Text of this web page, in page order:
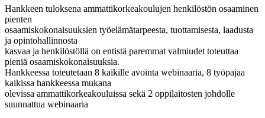
Hankkeen tuloksena ammattikorkeakoulujen henkilöstön osaaminen
pienten
osaamiskokonaisuuksien työelämätarpeesta, tuottamisesta, laadusta
ja opintohallinnosta
kasvaa ja henkilöstöllä on entistä paremmat valmiudet toteuttaa
pieniä osaamiskokonaisuuksia.
Hankkeessa toteutetaan 8 kaikille avointa webinaaria, 8 työpajaa
kaikissa hankkeessa mukana
olevissa ammattikorkeakouluissa sekä 2 oppilaitosten johdolle
suunnattua webinaaria